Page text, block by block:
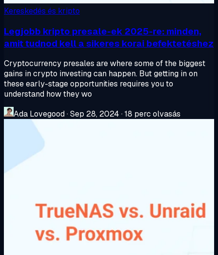
Kereskedés és kripto
Legjobb kripto presale-ek 2025-re: minden,
amit tudnod kell a sikeres korai befektetéshez
Cryptocurrency presales are where some of the biggest
gains in crypto investing can happen. But getting in on
these early-stage opportunities requires you to
understand how they wo
Ada Lovegood·Sep 28, 2024 ·18 perc olvasás